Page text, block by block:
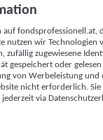
Werbeleistung
(z. B. login-
mit anderen
usw.) auf
werden, um es
einer Webseite
hier aufgeführten
auf
nutzen wir Technologien
zufällig zugewiesene
gespeichert oder
von Werbeleistung
nicht erforderlich.
via